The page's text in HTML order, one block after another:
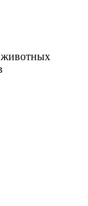
животных